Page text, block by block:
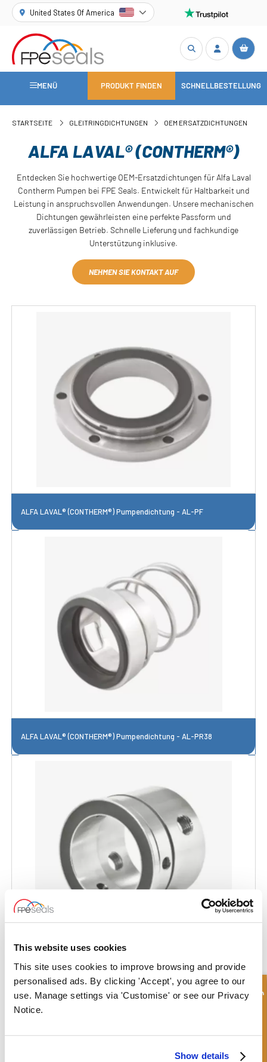
This website uses cookies
This site uses cookies to improve browsing and provide
personalised ads. By clicking 'Accept', you agree to our
use. Manage settings via 'Customise' or see our Privacy
Notice.
Show details
United States Of America
MENÜ PRODUKT FINDEN SCHNELLBESTELLUNG
STARTSEITE GLEITRINGDICHTUNGEN OEM ERSATZDICHTUNGEN
ALFA LAVAL® (CONTHERM®)
Entdecken Sie hochwertige OEM-Ersatzdichtungen für Alfa Laval
Contherm Pumpen bei FPE Seals. Entwickelt für Haltbarkeit und
Leistung in anspruchsvollen Anwendungen. Unsere mechanischen
Dichtungen gewährleisten eine perfekte Passform und
zuverlässigen Betrieb. Schnelle Lieferung und fachkundige
Unterstützung inklusive.
NEHMEN SIE KONTAKT AUF
ALFA LAVAL® (CONTHERM®) Pumpendichtung - AL-PF
ALFA LAVAL® (CONTHERM®) Pumpendichtung - AL-PR38
Schnellanfrage